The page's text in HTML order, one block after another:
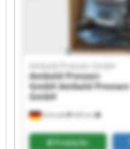
Schmölln 409 km
Ambold Pressen GmbH
Ambold Pressen
GmbHAmbold Pressen
GmbH
Preisinfo